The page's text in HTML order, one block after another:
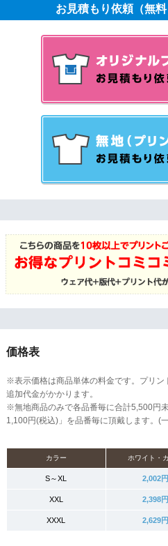
お見積もり依頼（無
価格表
※表示価格は商品単体の料金です。プリン
追加代金がかかります。
※無地商品のみで各品番毎に合計5,500円
1,100円(税込)」を品番毎に頂戴します。(
カラー ホワイト・
S～XL 2,002円
XXL 2,398円
XXXL 2,629円